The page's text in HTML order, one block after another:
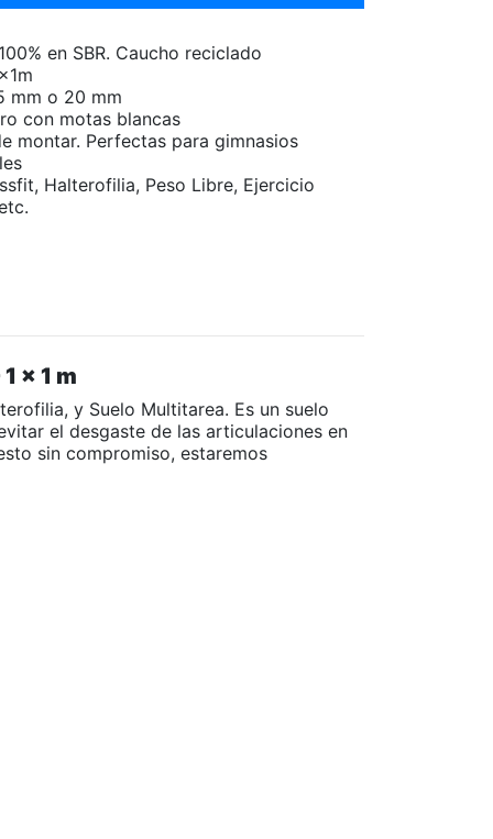
en SBR. Caucho reciclado
mm o 20 mm
con motas blancas
montar. Perfectas para gimnasios
Halterofilia, Peso Libre, Ejercicio
x 1 m
y Suelo Multitarea. Es un suelo
el desgaste de las articulaciones en
sin compromiso, estaremos